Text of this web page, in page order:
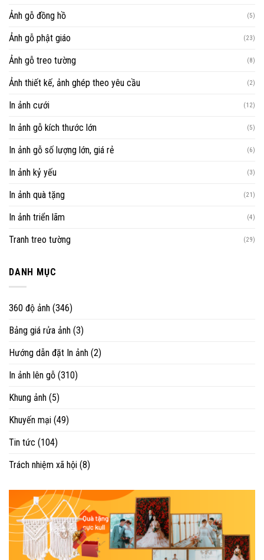
Ảnh gỗ đồng hồ (5)
Ảnh gỗ phật giáo (23)
Ảnh gỗ treo tường (8)
Ảnh thiết kế, ảnh ghép theo yêu cầu (2)
In ảnh cưới (12)
In ảnh gỗ kích thước lớn (5)
In ảnh gỗ số lượng lớn, giá rẻ (6)
In ảnh kỷ yếu (3)
In ảnh quà tặng (21)
In ảnh triển lãm (4)
Tranh treo tường (29)
DANH MỤC
360 độ ảnh (346)
Bảng giá rửa ảnh (3)
Hướng dẫn đặt In ảnh (2)
In ảnh lên gỗ (310)
Khung ảnh (5)
Khuyến mại (49)
Tin tức (104)
Trách nhiệm xã hội (8)